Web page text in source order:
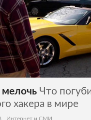
Что
хакера в мире
Интернет и СМИ